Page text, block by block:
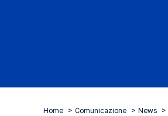
Home Comunicazione News